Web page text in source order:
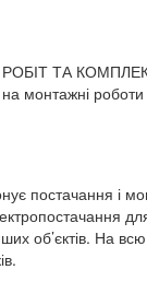
ТА
на монтажні
постачання і
об’єктів. На